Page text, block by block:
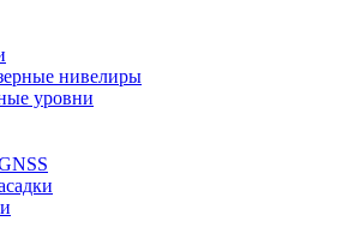
нивелиры
уровни